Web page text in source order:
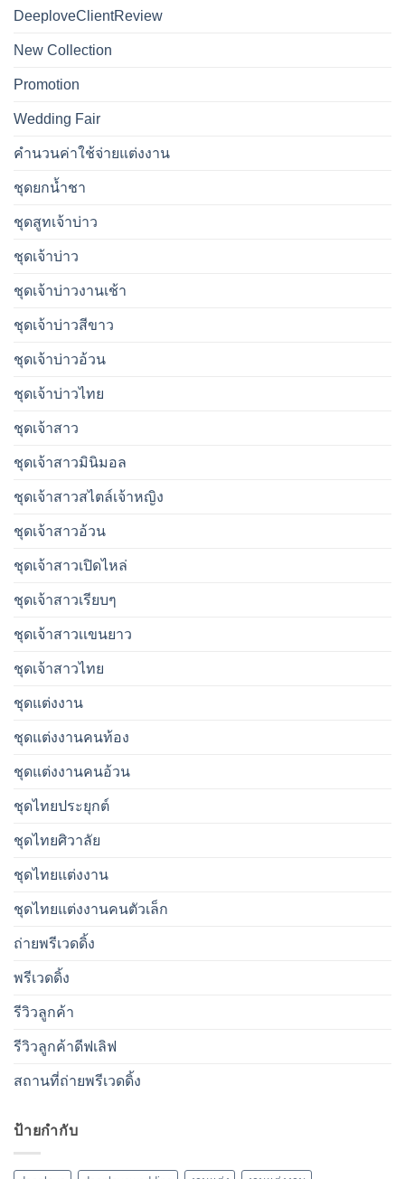
DeeploveClientReview
New Collection
Promotion
Wedding Fair
คำนวนค่าใช้จ่ายแต่งงาน
ชุดยกน้ำชา
ชุดสูทเจ้าบ่าว
ชุดเจ้าบ่าว
ชุดเจ้าบ่าวงานเช้า
ชุดเจ้าบ่าวสีขาว
ชุดเจ้าบ่าวอ้วน
ชุดเจ้าบ่าวไทย
ชุดเจ้าสาว
ชุดเจ้าสาวมินิมอล
ชุดเจ้าสาวสไตล์เจ้าหญิง
ชุดเจ้าสาวอ้วน
ชุดเจ้าสาวเปิดไหล่
ชุดเจ้าสาวเรียบๆ
ชุดเจ้าสาวเเขนยาว
ชุดเจ้าสาวไทย
ชุดแต่งงาน
ชุดแต่งงานคนท้อง
ชุดแต่งงานคนอ้วน
ชุดไทยประยุกต์
ชุดไทยศิวาลัย
ชุดไทยแต่งงาน
ชุดไทยแต่งงานคนตัวเล็ก
ถ่ายพรีเวดดิ้ง
พรีเวดดิ้ง
รีวิวลูกค้า
รีวิวลูกค้าดีฟเลิฟ
สถานที่ถ่ายพรีเวดดิ้ง
ป้ายกำกับ